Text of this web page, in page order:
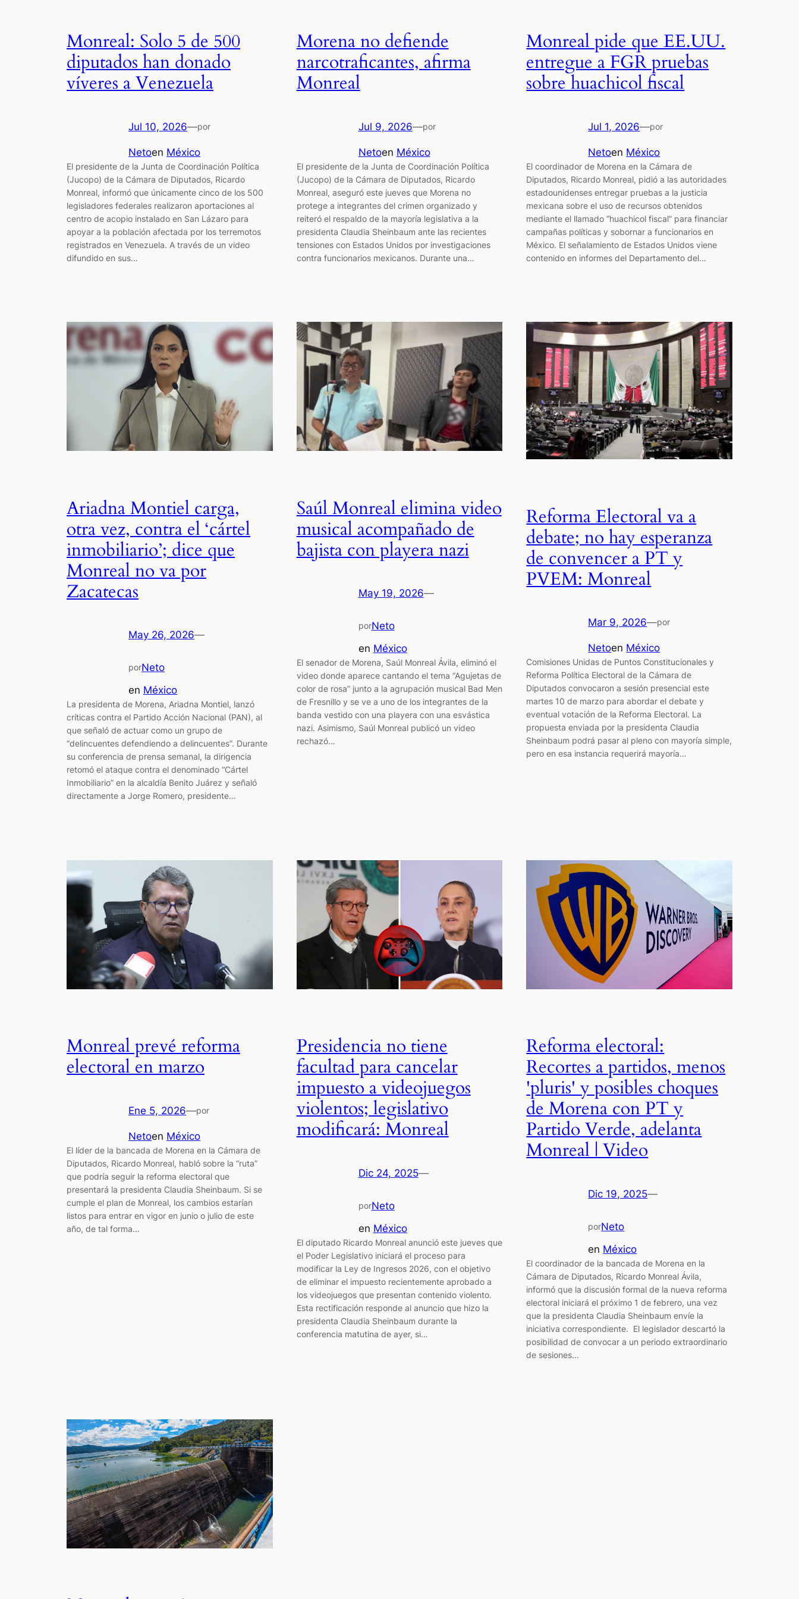
Monreal: Solo 5 de 500
diputados han donado
víveres a Venezuela
Jul 10, 2026—por
Netoen México
El presidente de la Junta de Coordinación Política
(Jucopo) de la Cámara de Diputados, Ricardo
Monreal, informó que únicamente cinco de los 500
legisladores federales realizaron aportaciones al
centro de acopio instalado en San Lázaro para
apoyar a la población afectada por los terremotos
registrados en Venezuela. A través de un video
difundido en sus…
Morena no defiende
narcotraficantes, afirma
Monreal
Jul 9, 2026—por
Netoen México
El presidente de la Junta de Coordinación Política
(Jucopo) de la Cámara de Diputados, Ricardo
Monreal, aseguró este jueves que Morena no
protege a integrantes del crimen organizado y
reiteró el respaldo de la mayoría legislativa a la
presidenta Claudia Sheinbaum ante las recientes
tensiones con Estados Unidos por investigaciones
contra funcionarios mexicanos. Durante una…
Monreal pide que EE.UU.
entregue a FGR pruebas
sobre huachicol fiscal
Jul 1, 2026—por
Netoen México
El coordinador de Morena en la Cámara de
Diputados, Ricardo Monreal, pidió a las autoridades
estadounidenses entregar pruebas a la justicia
mexicana sobre el uso de recursos obtenidos
mediante el llamado “huachicol fiscal” para financiar
campañas políticas y sobornar a funcionarios en
México. El señalamiento de Estados Unidos viene
contenido en informes del Departamento del…
Ariadna Montiel carga,
otra vez, contra el ‘cártel
inmobiliario’; dice que
Monreal no va por
Zacatecas
May 26, 2026—
porNeto
en México
La presidenta de Morena, Ariadna Montiel, lanzó
críticas contra el Partido Acción Nacional (PAN), al
que señaló de actuar como un grupo de
“delincuentes defendiendo a delincuentes”. Durante
su conferencia de prensa semanal, la dirigencia
retomó el ataque contra el denominado “Cártel
Inmobiliario” en la alcaldía Benito Juárez y señaló
directamente a Jorge Romero, presidente…
Saúl Monreal elimina video
musical acompañado de
bajista con playera nazi
May 19, 2026—
porNeto
en México
El senador de Morena, Saúl Monreal Ávila, eliminó el
video donde aparece cantando el tema “Agujetas de
color de rosa” junto a la agrupación musical Bad Men
de Fresnillo y se ve a uno de los integrantes de la
banda vestido con una playera con una esvástica
nazi. Asimismo, Saúl Monreal publicó un video
rechazó…
Reforma Electoral va a
debate; no hay esperanza
de convencer a PT y
PVEM: Monreal
Mar 9, 2026—por
Netoen México
Comisiones Unidas de Puntos Constitucionales y
Reforma Política Electoral de la Cámara de
Diputados convocaron a sesión presencial este
martes 10 de marzo para abordar el debate y
eventual votación de la Reforma Electoral. La
propuesta enviada por la presidenta Claudia
Sheinbaum podrá pasar al pleno con mayoría simple,
pero en esa instancia requerirá mayoría…
Monreal prevé reforma
electoral en marzo
Ene 5, 2026—por
Netoen México
El líder de la bancada de Morena en la Cámara de
Diputados, Ricardo Monreal, habló sobre la “ruta”
que podría seguir la reforma electoral que
presentará la presidenta Claudia Sheinbaum. Si se
cumple el plan de Monreal, los cambios estarían
listos para entrar en vigor en junio o julio de este
año, de tal forma…
Presidencia no tiene
facultad para cancelar
impuesto a videojuegos
violentos; legislativo
modificará: Monreal
Dic 24, 2025—
porNeto
en México
El diputado Ricardo Monreal anunció este jueves que
el Poder Legislativo iniciará el proceso para
modificar la Ley de Ingresos 2026, con el objetivo
de eliminar el impuesto recientemente aprobado a
los videojuegos que presentan contenido violento.
Esta rectificación responde al anuncio que hizo la
presidenta Claudia Sheinbaum durante la
conferencia matutina de ayer, si…
Reforma electoral:
Recortes a partidos, menos
'pluris' y posibles choques
de Morena con PT y
Partido Verde, adelanta
Monreal | Video
Dic 19, 2025—
porNeto
en México
El coordinador de la bancada de Morena en la
Cámara de Diputados, Ricardo Monreal Ávila,
informó que la discusión formal de la nueva reforma
electoral iniciará el próximo 1 de febrero, una vez
que la presidenta Claudia Sheinbaum envíe la
iniciativa correspondiente. El legislador descartó la
posibilidad de convocar a un periodo extraordinario
de sesiones…